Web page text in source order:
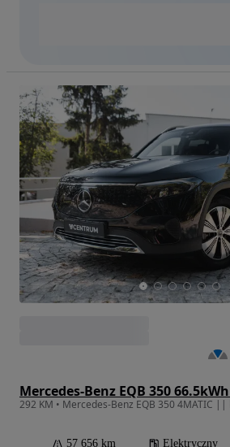
57 656 km Elektryczny